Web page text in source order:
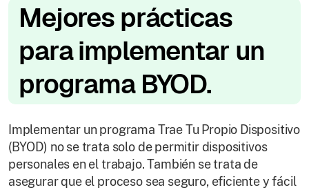
Mejores prácticas
para implementar un
programa BYOD.
Implementar un programa Trae Tu Propio Dispositivo
(BYOD) no se trata solo de permitir dispositivos
personales en el trabajo. También se trata de
asegurar que el proceso sea seguro, eficiente y fácil